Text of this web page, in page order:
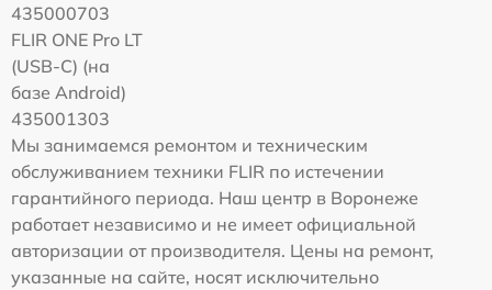
435000703
FLIR ONE Pro LT
(USB-C) (на
базе Android)
435001303
Мы занимаемся ремонтом и техническим
обслуживанием техники FLIR по истечении
гарантийного периода. Наш центр в Воронеже
работает независимо и не имеет официальной
авторизации от производителя. Цены на ремонт,
указанные на сайте, носят исключительно